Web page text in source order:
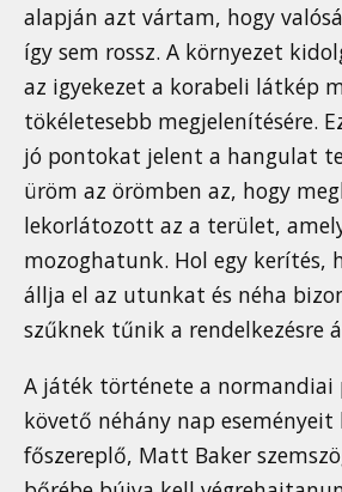
alapján azt vártam, hogy
így sem rossz. A környezet
az igyekezet a korabeli látkép
tökéletesebb megjelenítésére.
jó pontokat jelent a hangulat
üröm az örömben az, hogy
lekorlátozott az a terület,
mozoghatunk. Hol egy kerítés,
állja el az utunkat és néha
szűknek tűnik a rendelkezésre
A játék története a normandiai
követő néhány nap eseményeit
főszereplő, Matt Baker